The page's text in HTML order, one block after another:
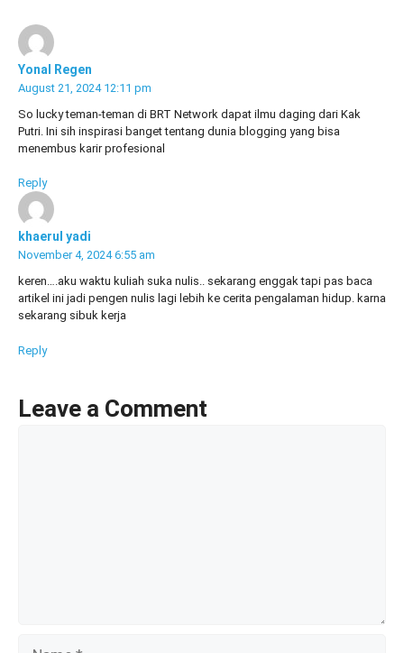
o
o
k
Yonal Regen
August 21, 2024 12:11 pm
So lucky teman-teman di BRT Network dapat ilmu daging dari Kak
Putri. Ini sih inspirasi banget tentang dunia blogging yang bisa
menembus karir profesional
Reply
khaerul yadi
November 4, 2024 6:55 am
keren….aku waktu kuliah suka nulis.. sekarang enggak tapi pas baca
artikel ini jadi pengen nulis lagi lebih ke cerita pengalaman hidup. karna
sekarang sibuk kerja
Reply
Leave a Comment